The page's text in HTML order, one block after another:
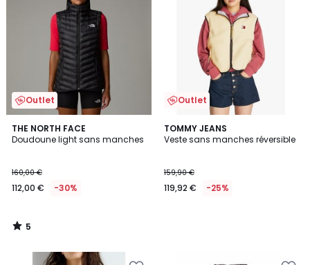
Outlet
THE NORTH FACE
Doudoune light sans manches
160,00 €
112,00 € -30%
5
/
5
/
Outlet
TOMMY JEANS
Veste sans manches réversible
159,90 €
119,92 € -25%